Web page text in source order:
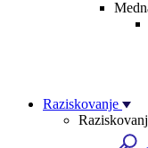
Raziskovanje